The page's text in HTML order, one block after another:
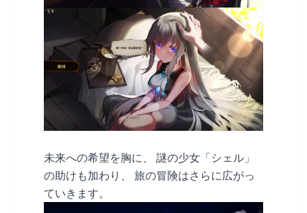
未来への希望を胸に、 謎の少女「シェル」
の助けも加わり、 旅の冒険はさらに広がっ
ていきます。